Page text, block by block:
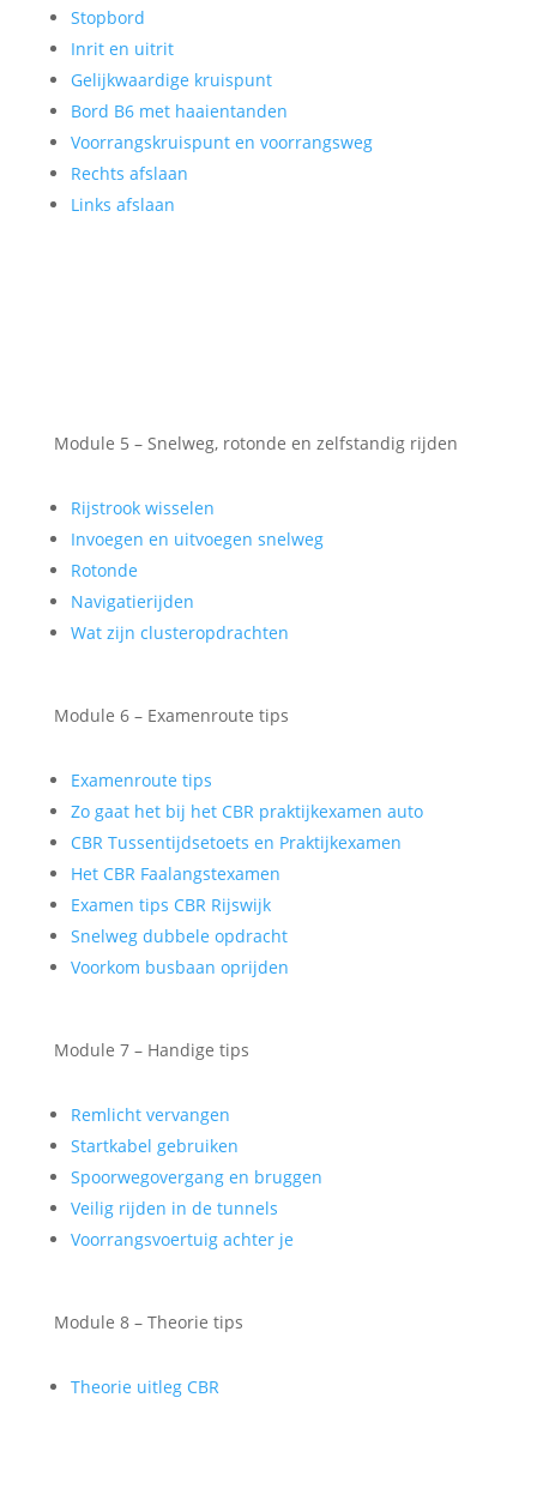
Stopbord
Inrit en uitrit
Gelijkwaardige kruispunt
Bord B6 met haaientanden
Voorrangskruispunt en voorrangsweg
Rechts afslaan
Links afslaan
Module 5 – Snelweg, rotonde en zelfstandig rijden
Rijstrook wisselen
Invoegen en uitvoegen snelweg
Rotonde
Navigatierijden
Wat zijn clusteropdrachten
Module 6 – Examenroute tips
Examenroute tips
Zo gaat het bij het CBR praktijkexamen auto
CBR Tussentijdsetoets en Praktijkexamen
Het CBR Faalangstexamen
Examen tips CBR Rijswijk
Snelweg dubbele opdracht
Voorkom busbaan oprijden
Module 7 – Handige tips
Remlicht vervangen
Startkabel gebruiken
Spoorwegovergang en bruggen
Veilig rijden in de tunnels
Voorrangsvoertuig achter je
Module 8 – Theorie tips
Theorie uitleg CBR